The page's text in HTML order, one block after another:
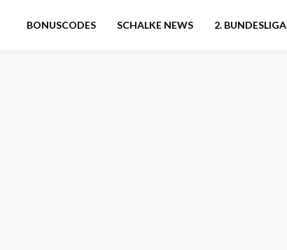
BONUSCODES SCHALKE NEWS 2. BUNDESLIGA